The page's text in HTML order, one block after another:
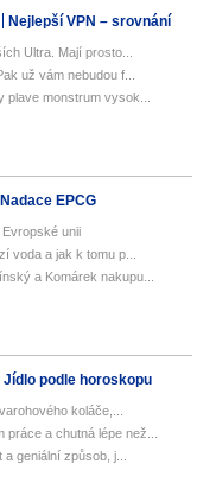
Nejlepší VPN – srovnání
Ultra. Mají prosto...
už vám nebudou f...
plave monstrum vysok...
Nadace EPCG
unii
voda a jak k tomu p...
a Komárek nakupu...
Jídlo podle horoskopu
koláče,...
a chutná lépe než...
geniální způsob, j...